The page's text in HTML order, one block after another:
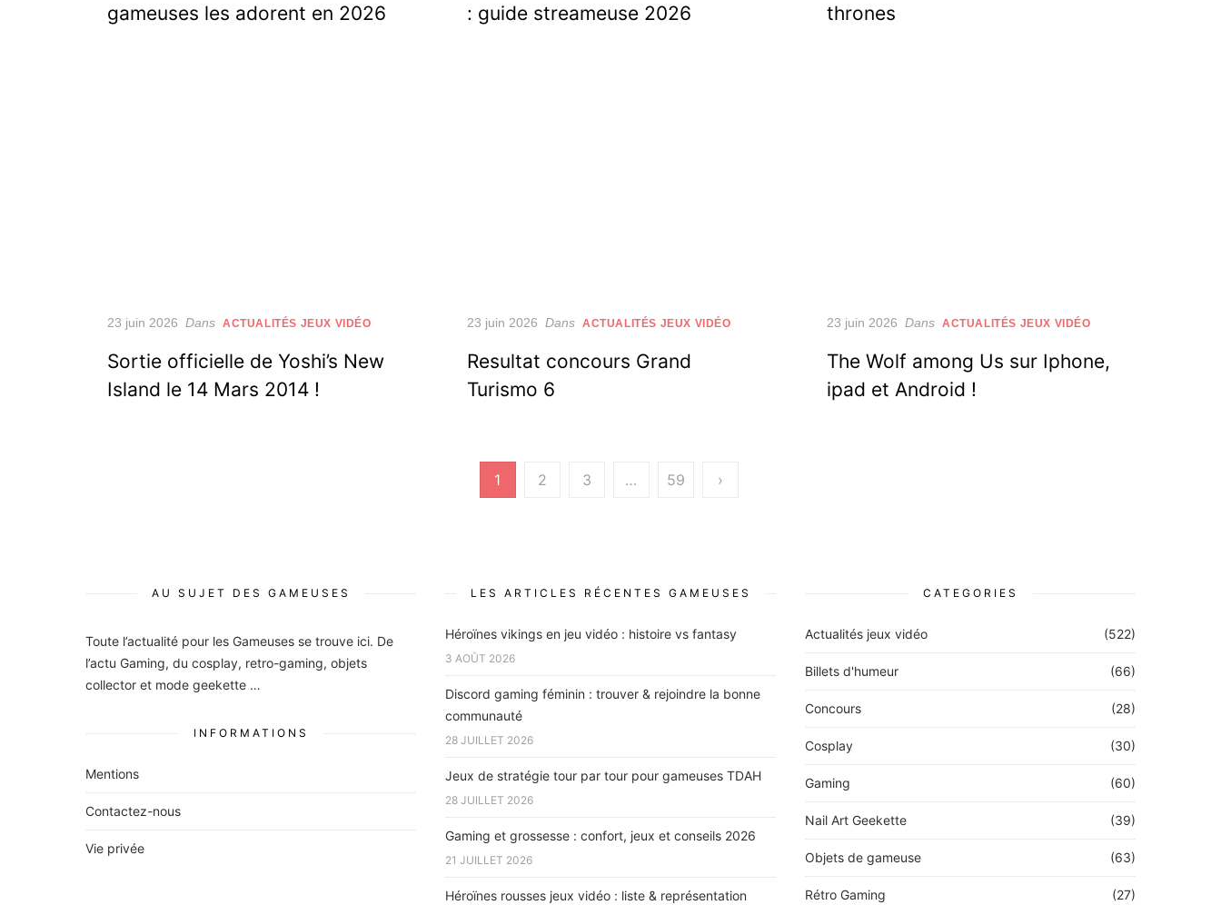
gameuses les adorent en 2026
: guide streameuse 2026
thrones
Posted
23 juin 2026 Dans ACTUALITÉS JEUX VIDÉO
Sortie officielle de Yoshi’s New
Island le 14 Mars 2014 !
Posted
23 juin 2026 Dans ACTUALITÉS JEUX VIDÉO
Resultat concours Grand
Turismo 6
Posted
23 juin 2026 Dans ACTUALITÉS JEUX VIDÉO
The Wolf among Us sur Iphone,
ipad et Android !
1 2 3 … 59 ›
AU SUJET DES GAMEUSES
Toute l’actualité pour les Gameuses se trouve ici. De
l’actu Gaming, du cosplay, retro-gaming, objets
collector et mode geekette …
INFORMATIONS
Mentions
Contactez-nous
Vie privée
LES ARTICLES RÉCENTES GAMEUSES
Héroïnes vikings en jeu vidéo : histoire vs fantasy
3 AOÛT 2026
Discord gaming féminin : trouver & rejoindre la bonne
communauté
28 JUILLET 2026
Jeux de stratégie tour par tour pour gameuses TDAH
28 JUILLET 2026
Gaming et grossesse : confort, jeux et conseils 2026
21 JUILLET 2026
Héroïnes rousses jeux vidéo : liste & représentation
CATEGORIES
Actualités jeux vidéo (522)
Billets d'humeur (66)
Concours (28)
Cosplay (30)
Gaming (60)
Nail Art Geekette (39)
Objets de gameuse (63)
Rétro Gaming (27)